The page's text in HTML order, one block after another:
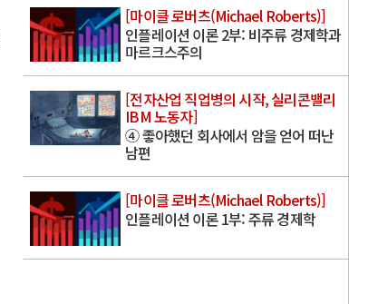
[마이클 로버츠(Michael Roberts)]
인플레이션 이론 2부: 비주류 경제학과
마르크스주의
[전자산업 직업병의 시작, 실리콘밸리
IBM 노동자]
④ 좋아했던 회사에서 암을 얻어 떠난
남편
[마이클 로버츠(Michael Roberts)]
인플레이션 이론 1부: 주류 경제학